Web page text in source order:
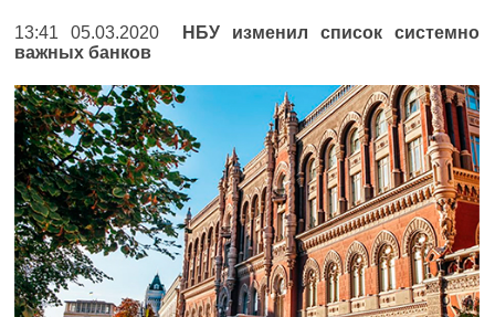
13:41 05.03.2020
НБУ изменил список системно
важных банков